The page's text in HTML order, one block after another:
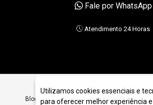
Fale por WhatsApp
Atendimento 24 Horas
Blog da Desentupidora SOS Tubo. Dicas de
Utilizamos cookies essenciais e
para oferecer melhor experiência